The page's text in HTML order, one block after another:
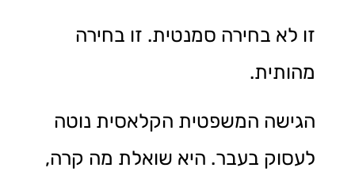
זו לא בחירה סמנטית. זו בחירה
מהותית.
הגישה המשפטית הקלאסית נוטה
לעסוק בעבר. היא שואלת מה קרה,